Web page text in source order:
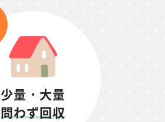
少量・大量
問わず回収